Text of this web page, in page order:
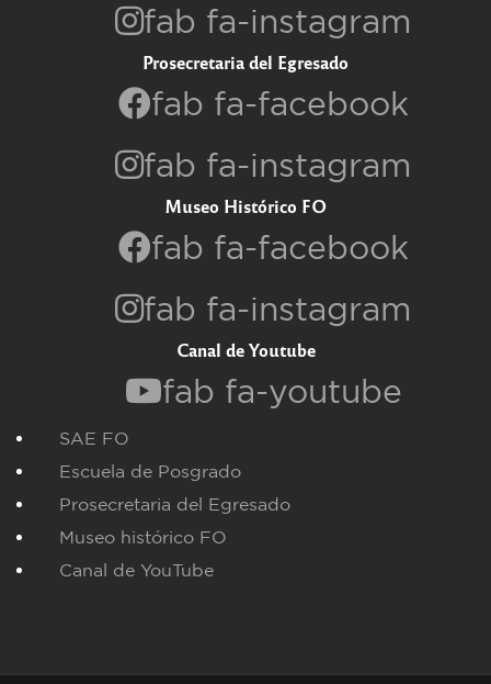
fab fa-instagram
Prosecretaria del Egresado
fab fa-facebook
fab fa-instagram
Museo Histórico FO
fab fa-facebook
fab fa-instagram
Canal de Youtube
fab fa-youtube
SAE FO
Escuela de Posgrado
Prosecretaria del Egresado
Museo histórico FO
Canal de YouTube